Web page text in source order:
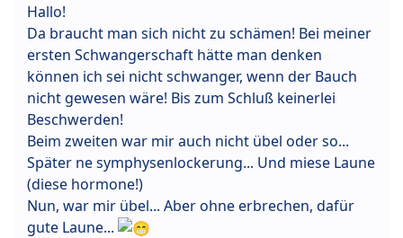
Hallo!
Da braucht man sich nicht zu schämen! Bei meiner
ersten Schwangerschaft hätte man denken
können ich sei nicht schwanger, wenn der Bauch
nicht gewesen wäre! Bis zum Schluß keinerlei
Beschwerden!
Beim zweiten war mir auch nicht übel oder so...
Später ne symphysenlockerung... Und miese Laune
(diese hormone!)
Nun, war mir übel... Aber ohne erbrechen, dafür
gute Laune...